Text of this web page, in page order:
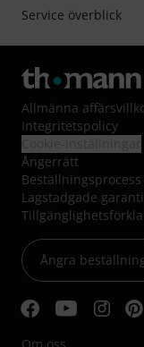
Service överblick
Allmänna
Integritetspolicy
Ångerrätt
Lagstadgade
Ångra